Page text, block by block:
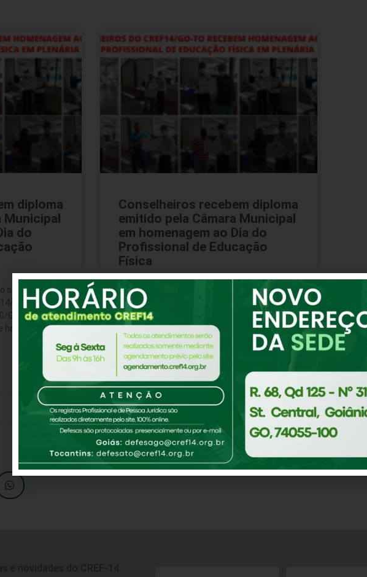
diploma
Municipal
do
sábado
GO-TO,
GO) entregou
ao
Conselheiros recebem diploma
emitido pela Câmara Municipal
em homenagem ao Dia do
Profissional de Educação
Física
No sábado (26/09), o presidente do
CREF14/GO-TO, Marcos Lopes (CREF 000698-
G/GO) entregou aos Conselheiros durante a
plenária o diploma emitido pela Câmara
Municipal de Goiânia
CONTINUE LENDO
28 de setembro de 2020